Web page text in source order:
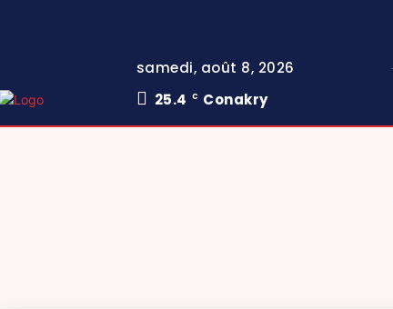
samedi, août 8, 2026
25.4
C Conakry